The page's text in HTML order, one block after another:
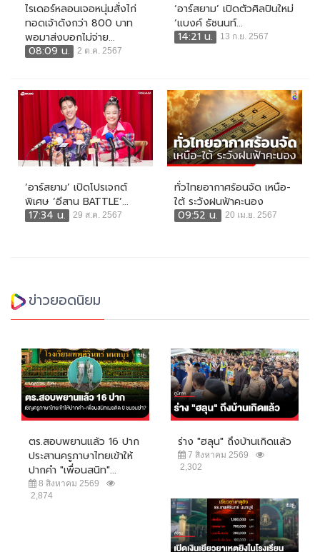
ไรเดอร์หลอนเจอหนุ่มสั่งไก่
ทอดเจ้าดังกว่า 800 บาท
พอมาส่งบอกไม่จ่าย...
08:09 น.
2 ต.ค. 2567
‘อาร์สยาม’ เปิดตัวศิลปินใหม่
‘แบงค์ ธัชนนท์...
14:21 น.
13 ก.ย. 2567
‘อาร์สยาม’ เปิดโปรเจกต์
พิเศษ ‘อีสาน BATTLE’...
17:34 น.
29 ส.ค. 2567
ทั่วไทยอากาศร้อนจัด เหนือ-
ใต้ ระวังฝนฟ้าคะนอง
09:52 น.
20 เม.ย. 2567
ข่าวยอดนิยม
ตร.สอบพยานแล้ว 16 ปาก
ประสานครูภาษาไทยเข้าให้
ปากคำ "เพื่อนสนิท"...
8 สิงหาคม 2569
2,874
ร่าง "ฮลุน" ถึงบ้านเกิดแล้ว
7 สิงหาคม 2569
2,302